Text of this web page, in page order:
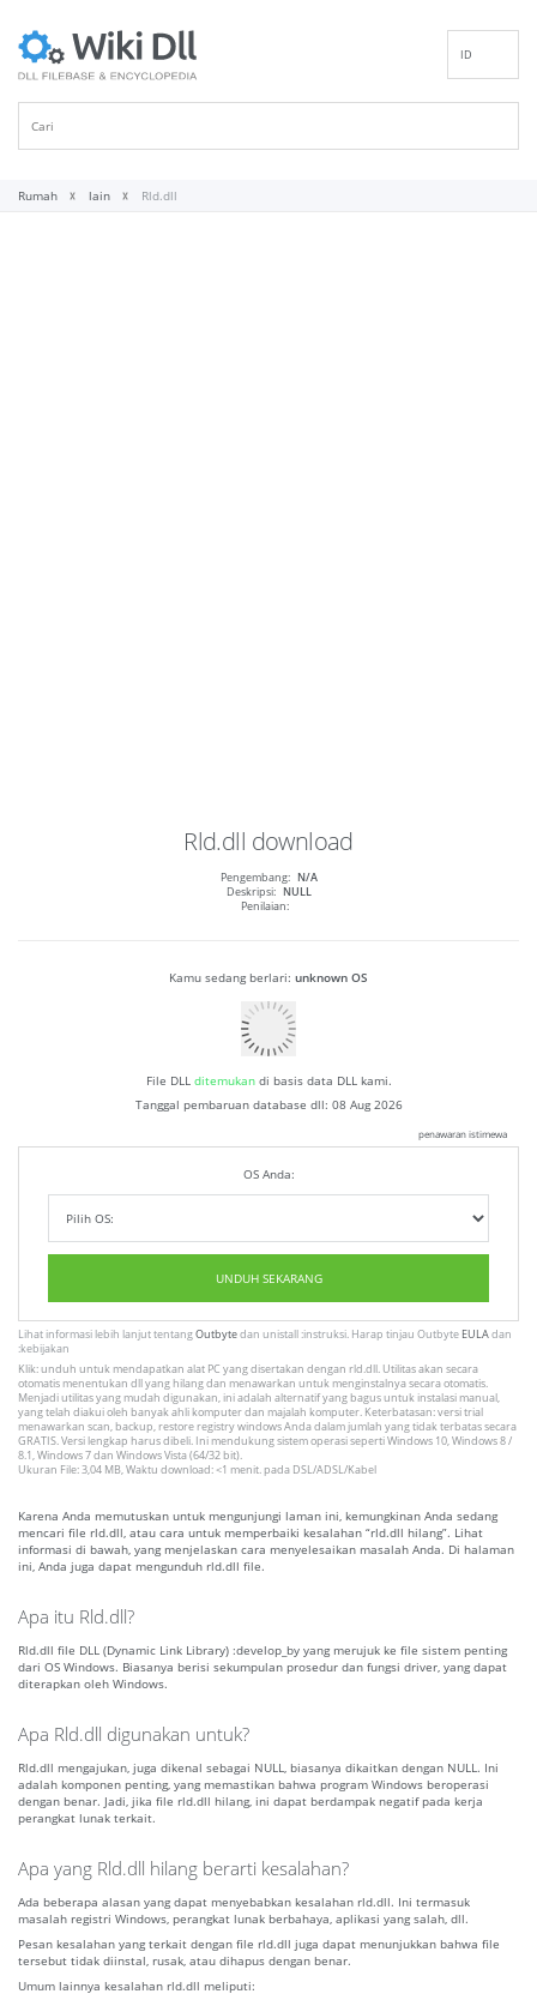
ID
Rumah lain Rld.dll
Rld.dll download
Pengembang: N/A
Deskripsi: NULL
Penilaian:
Kamu sedang berlari: unknown OS
File DLL ditemukandi basis data DLL kami.
Tanggal pembaruan database dll: 08 Aug 2026
penawaran istimewa
OS Anda:
UNDUH SEKARANG
Lihat informasi lebih lanjut tentangOutbytedan unistall :instruksi. Harap tinjau Outbyte EULAdan
:kebijakan
Klik: unduh untuk mendapatkan alat PC yang disertakan dengan rld.dll. Utilitas akan secara
otomatis menentukan dll yang hilang dan menawarkan untuk menginstalnya secara otomatis.
Menjadi utilitas yang mudah digunakan, ini adalah alternatif yang bagus untuk instalasi manual,
yang telah diakui oleh banyak ahli komputer dan majalah komputer. Keterbatasan: versi trial
menawarkan scan, backup, restore registry windows Anda dalam jumlah yang tidak terbatas secara
GRATIS. Versi lengkap harus dibeli. Ini mendukung sistem operasi seperti Windows 10, Windows 8 /
8.1, Windows 7 dan Windows Vista (64/32 bit).
Ukuran File: 3,04 MB, Waktu download: <1 menit. pada DSL/ADSL/Kabel
Karena Anda memutuskan untuk mengunjungi laman ini, kemungkinan Anda sedang
mencari file rld.dll, atau cara untuk memperbaiki kesalahan “rld.dll hilang”. Lihat
informasi di bawah, yang menjelaskan cara menyelesaikan masalah Anda. Di halaman
ini, Anda juga dapat mengunduh rld.dll file.
Apa itu Rld.dll?
Rld.dll file DLL (Dynamic Link Library) :develop_by yang merujuk ke file sistem penting
dari OS Windows. Biasanya berisi sekumpulan prosedur dan fungsi driver, yang dapat
diterapkan oleh Windows.
Apa Rld.dll digunakan untuk?
Rld.dll mengajukan, juga dikenal sebagai NULL, biasanya dikaitkan dengan NULL. Ini
adalah komponen penting, yang memastikan bahwa program Windows beroperasi
dengan benar. Jadi, jika file rld.dll hilang, ini dapat berdampak negatif pada kerja
perangkat lunak terkait.
Apa yang Rld.dll hilang berarti kesalahan?
Ada beberapa alasan yang dapat menyebabkan kesalahan rld.dll. Ini termasuk
masalah registri Windows, perangkat lunak berbahaya, aplikasi yang salah, dll.
Pesan kesalahan yang terkait dengan file rld.dll juga dapat menunjukkan bahwa file
tersebut tidak diinstal, rusak, atau dihapus dengan benar.
Umum lainnya kesalahan rld.dll meliputi: